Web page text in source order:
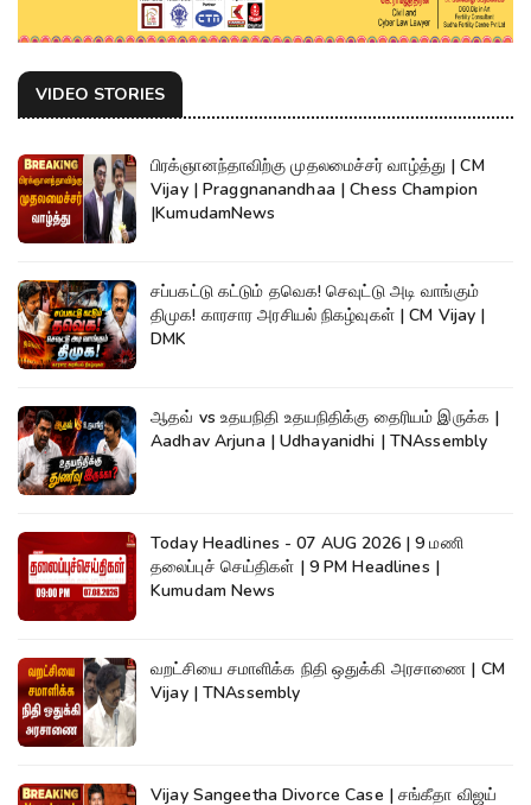
VIDEO STORIES
பிரக்ஞானந்தாவிற்கு முதலமைச்சர் வாழ்த்து | CM
Vijay | Praggnanandhaa | Chess Champion
|KumudamNews
சப்பகட்டு கட்டும் தவெக! செவுட்டு அடி வாங்கும்
திமுக! காரசார அரசியல் நிகழ்வுகள் | CM Vijay |
DMK
ஆதவ் vs உதயநிதி உதயநிதிக்கு தைரியம் இருக்க |
Aadhav Arjuna | Udhayanidhi | TNAssembly
Today Headlines - 07 AUG 2026 | 9 மணி
தலைப்புச் செய்திகள் | 9 PM Headlines |
Kumudam News
வறட்சியை சமாளிக்க நிதி ஒதுக்கி அரசாணை | CM
Vijay | TNAssembly
Vijay Sangeetha Divorce Case | சங்கீதா விஜய்